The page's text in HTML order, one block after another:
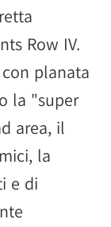
Row IV.
planata
la "super
area, il
la
e di